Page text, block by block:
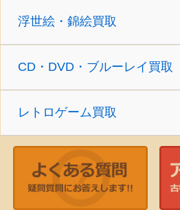
浮世絵・錦絵買取
CD・DVD・ブルーレイ買取
レトロゲーム買取